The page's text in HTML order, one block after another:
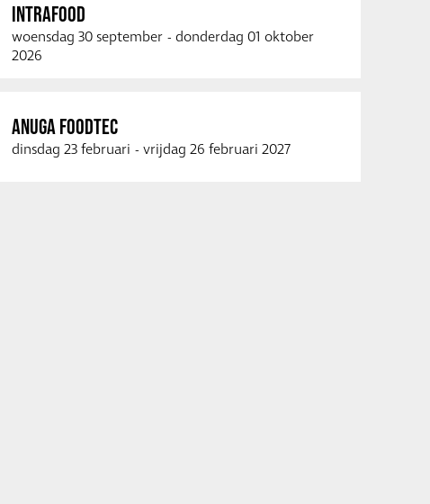
INTRAFOOD
woensdag 30 september - donderdag 01 oktober
2026
ANUGA FOODTEC
dinsdag 23 februari - vrijdag 26 februari 2027